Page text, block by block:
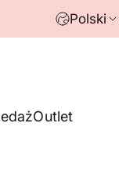
Polski
Outlet